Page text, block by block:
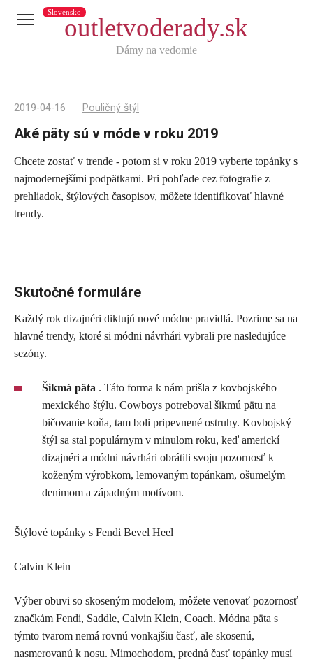
outletvoderady.sk
Slovensko
Dámy na vedomie
2019-04-16 Pouličný štýl
Aké päty sú v móde v roku 2019
Chcete zostať v trende - potom si v roku 2019 vyberte topánky s
najmodernejšími podpätkami. Pri pohľade cez fotografie z
prehliadok, štýlových časopisov, môžete identifikovať hlavné
trendy.
Skutočné formuláre
Každý rok dizajnéri diktujú nové módne pravidlá. Pozrime sa na
hlavné trendy, ktoré si módni návrhári vybrali pre nasledujúce
sezóny.
Šikmá päta . Táto forma k nám prišla z kovbojského
mexického štýlu. Cowboys potreboval šikmú pätu na
bičovanie koňa, tam boli pripevnené ostruhy. Kovbojský
štýl sa stal populárnym v minulom roku, keď americkí
dizajnéri a módni návrhári obrátili svoju pozornosť k
koženým výrobkom, lemovaným topánkam, ošumelým
denimom a západným motívom.
Štýlové topánky s Fendi Bevel Heel
Calvin Klein
Výber obuvi so skoseným modelom, môžete venovať pozornosť
značkám Fendi, Saddle, Calvin Klein, Coach. Módna päta s
týmto tvarom nemá rovnú vonkajšiu časť, ale skosenú,
nasmerovanú k nosu. Mimochodom, predná časť topánky musí
Telegram
reddit
Skype